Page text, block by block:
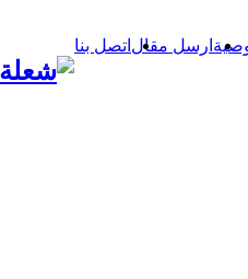
ارسل مقال اتصل بنا